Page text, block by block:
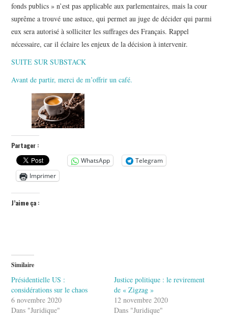
fonds publics » n’est pas applicable aux parlementaires, mais la cour
suprême a trouvé une astuce, qui permet au juge de décider qui parmi
eux sera autorisé à solliciter les suffrages des Français. Rappel
nécessaire, car il éclaire les enjeux de la décision à intervenir.
SUITE SUR SUBSTACK
Avant de partir, merci de m’offrir un café.
Partager :
WhatsApp
Telegram
Imprimer
J’aime ça :
Similaire
Présidentielle US :
considérations sur le chaos
6 novembre 2020
Dans "Juridique"
Justice politique : le revirement
de « Zigzag »
12 novembre 2020
Dans "Juridique"